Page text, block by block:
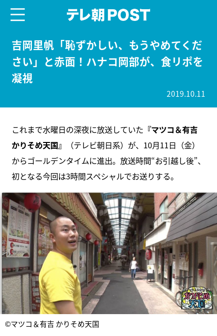
吉岡里帆「恥ずかしい、もうやめてくだ
さい」と赤面！ハナコ岡部が、食リポを
凝視
2019.10.11
これまで水曜日の深夜に放送していた 『マツコ＆有吉
かりそめ天国』
（テレビ朝日系）が、10月11日（金）
からゴールデンタイムに進出。放送時間“お引越し後”、
初となる今回は3時間スペシャルでお送りする。
©マツコ＆有吉 かりそめ天国